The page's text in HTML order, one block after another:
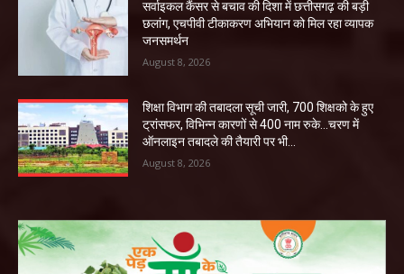
सर्वाइकल कैंसर से बचाव की दिशा में छत्तीसगढ़ की बड़ी
छलांग, एचपीवी टीकाकरण अभियान को मिल रहा व्यापक
जनसमर्थन
August 8, 2026
शिक्षा विभाग की तबादला सूची जारी, 700 शिक्षको के हुए
ट्रांसफर, विभिन्न कारणों से 400 नाम रुके…चरण में
ऑनलाइन तबादले की तैयारी पर भी...
August 8, 2026